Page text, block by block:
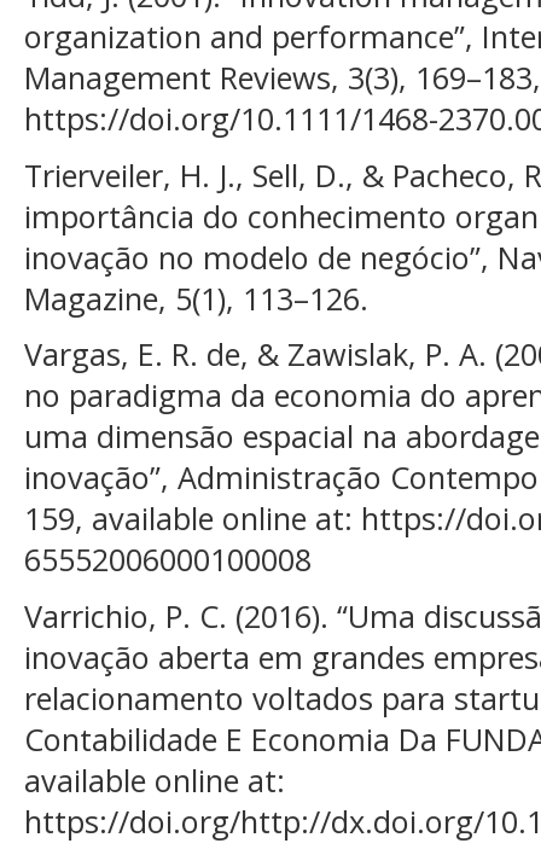
organization and performance”,
Management Reviews, 3(3),
https://doi.org/10.1111/1468-
Trierveiler, H. J., Sell, D., & Pacheco,
importância do conhecimento
inovação no modelo de negócio”,
Magazine, 5(1), 113–126.
Vargas, E. R. de, & Zawislak, P. A.
no paradigma da economia do
uma dimensão espacial na
inovação”, Administração
159, available online at: https://
65552006000100008
Varrichio, P. C. (2016). “Uma
inovação aberta em grandes
relacionamento voltados para
Contabilidade E Economia Da
available online at:
https://doi.org/http://dx.doi.org/